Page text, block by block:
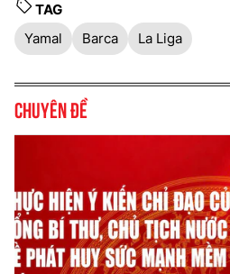
TAG
Yamal
Barca La Liga
Chuyên đề